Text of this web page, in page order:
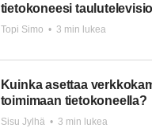
tietokoneesi
Topi Simo • 3 min lukea
Kuinka asettaa
toimimaan tietokoneella?
Sisu Jylhä • 3 min lukea